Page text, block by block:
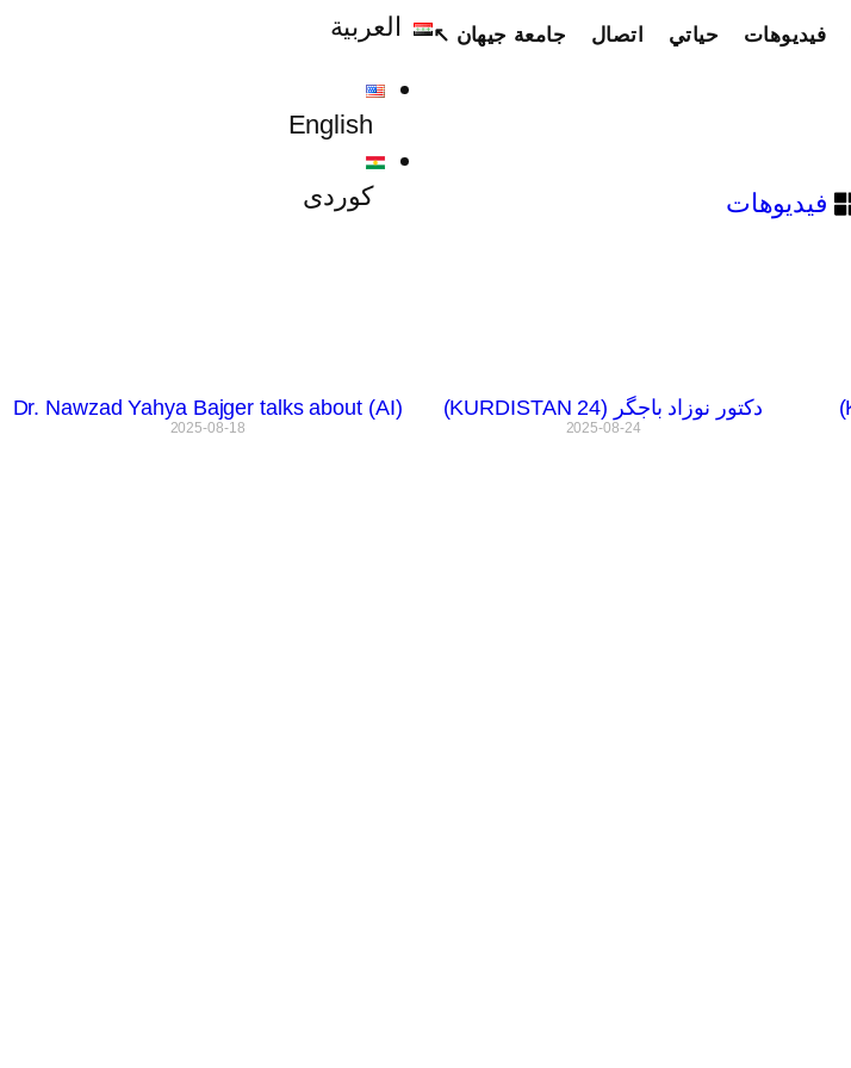
فيديوهات حياتي اتصال جامعة جيهان ↖ العربية
English
کوردی فيديوهات
دکتور نوزاد باجگر (KURDISTAN 24)
2025-08-24
Dr. Nawzad Yahya Bajger talks about (AI)
2025-08-18